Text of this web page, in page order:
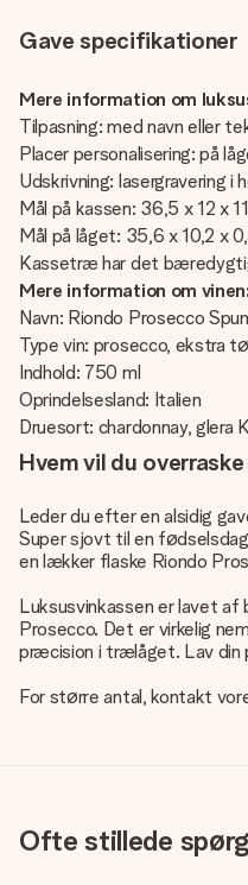
Gave specifikationer
Mere information om
Tilpasning: med navn eller
Placer personalisering: på
Udskrivning: lasergravering i
Mål på kassen: 36,5 x 12 x
Mål på låget: 35,6 x 10,2 x
Kassetræ har det
Mere information om
Navn: Riondo Prosecco
Type vin: prosecco, ekstra
Indhold: 750 ml
Oprindelsesland: Italien
Druesort: chardonnay,
Hvem vil du
Leder du efter en alsidig
Super sjovt til en
en lækker flaske Riondo
Luksusvinkassen er lavet
Prosecco. Det er virkelig
præcision i trælåget. Lav din
For større antal, kontakt
Ofte stillede